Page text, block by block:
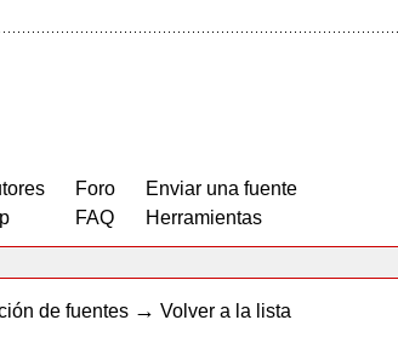
Foro
FAQ
Enviar una fuente
Herramientas
de fuentes → Volver a la lista